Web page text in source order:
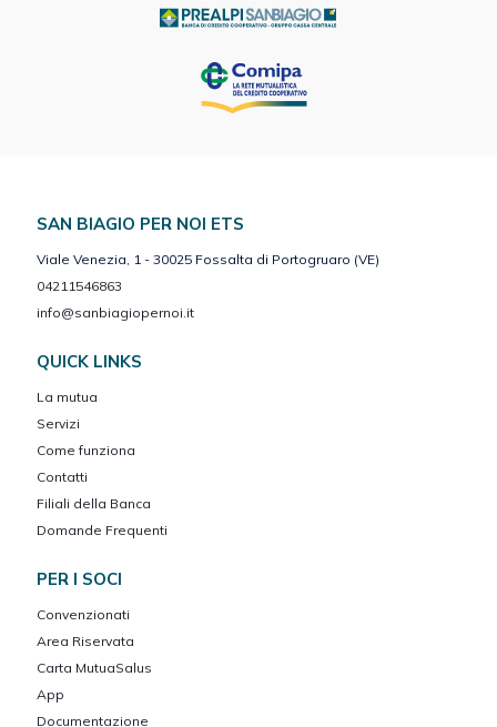
SAN BIAGIO PER NOI ETS
Viale Venezia, 1 - 30025 Fossalta di Portogruaro (VE)
04211546863
info@sanbiagiopernoi.it
QUICK LINKS
La mutua
Servizi
Come funziona
Contatti
Filiali della Banca
Domande Frequenti
PER I SOCI
Convenzionati
Area Riservata
Carta MutuaSalus
App
Documentazione